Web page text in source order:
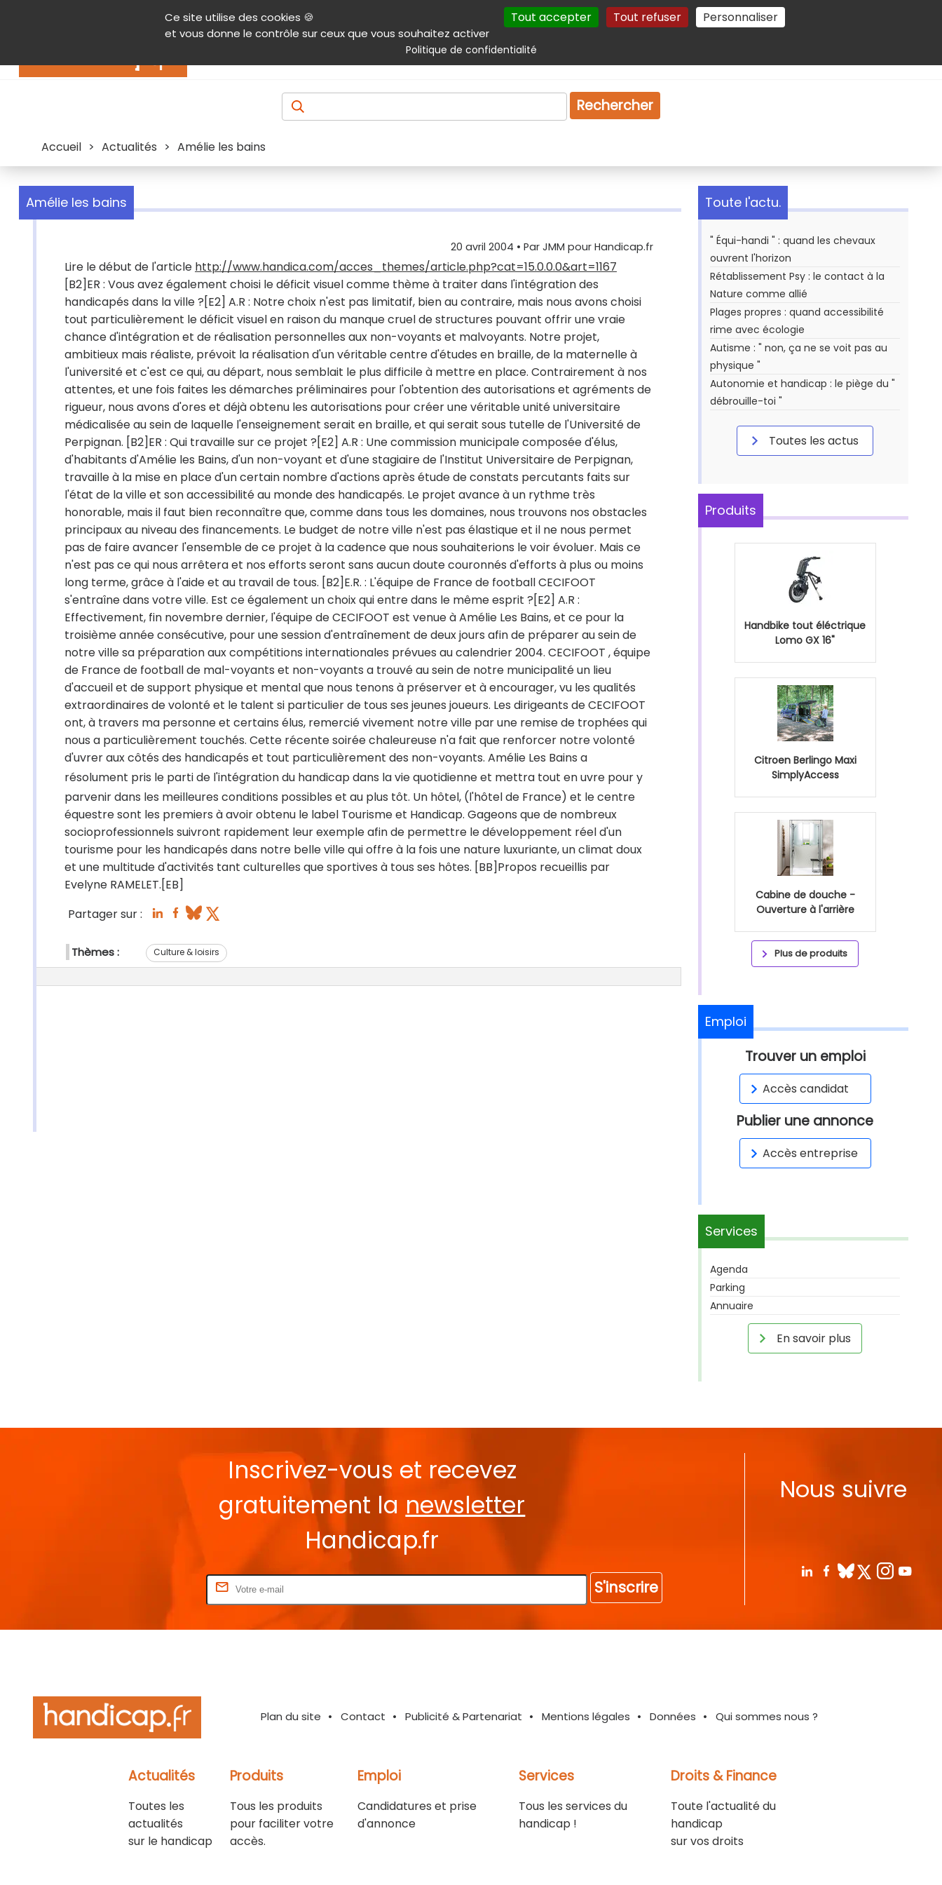
Ce site utilise des cookies 🍪
et vous donne le contrôle sur ceux que vous souhaitez activer
Tout accepter Tout refuser Personnaliser
Politique de confidentialité
Contenu Aide et accessibilité Menu principal Autres services Plan du site Gestion des cookies
Produits & services Emploi Droit
Rechercher
Accueil > Actualités > Amélie les bains
Amélie les bains
20 avril 2004 • Par JMM pour Handicap.fr
Lire le début de l'article http://www.handica.com/acces_themes/article.php?cat=15.0.0.0&art=1167
[B2]ER : Vous avez également choisi le déficit visuel comme thème à traiter dans l'intégration des
handicapés dans la ville ?[E2] A.R : Notre choix n'est pas limitatif, bien au contraire, mais nous avons choisi
tout particulièrement le déficit visuel en raison du manque cruel de structures pouvant offrir une vraie
chance d'intégration et de réalisation personnelles aux non-voyants et malvoyants. Notre projet,
ambitieux mais réaliste, prévoit la réalisation d'un véritable centre d'études en braille, de la maternelle à
l'université et c'est ce qui, au départ, nous semblait le plus difficile à mettre en place. Contrairement à nos
attentes, et une fois faites les démarches préliminaires pour l'obtention des autorisations et agréments de
rigueur, nous avons d'ores et déjà obtenu les autorisations pour créer une véritable unité universitaire
médicalisée au sein de laquelle l'enseignement serait en braille, et qui serait sous tutelle de l'Université de
Perpignan. [B2]ER : Qui travaille sur ce projet ?[E2] A.R : Une commission municipale composée d'élus,
d'habitants d'Amélie les Bains, d'un non-voyant et d'une stagiaire de l'Institut Universitaire de Perpignan,
travaille à la mise en place d'un certain nombre d'actions après étude de constats percutants faits sur
l'état de la ville et son accessibilité au monde des handicapés. Le projet avance à un rythme très
honorable, mais il faut bien reconnaître que, comme dans tous les domaines, nous trouvons nos obstacles
principaux au niveau des financements. Le budget de notre ville n'est pas élastique et il ne nous permet
pas de faire avancer l'ensemble de ce projet à la cadence que nous souhaiterions le voir évoluer. Mais ce
n'est pas ce qui nous arrêtera et nos efforts seront sans aucun doute couronnés d'efforts à plus ou moins
long terme, grâce à l'aide et au travail de tous. [B2]E.R. : L'équipe de France de football CECIFOOT
s'entraîne dans votre ville. Est ce également un choix qui entre dans le même esprit ?[E2] A.R :
Effectivement, fin novembre dernier, l'équipe de CECIFOOT est venue à Amélie Les Bains, et ce pour la
troisième année consécutive, pour une session d'entraînement de deux jours afin de préparer au sein de
notre ville sa préparation aux compétitions internationales prévues au calendrier 2004. CECIFOOT , équipe
de France de football de mal-voyants et non-voyants a trouvé au sein de notre municipalité un lieu
d'accueil et de support physique et mental que nous tenons à préserver et à encourager, vu les qualités
extraordinaires de volonté et le talent si particulier de tous ses jeunes joueurs. Les dirigeants de CECIFOOT
ont, à travers ma personne et certains élus, remercié vivement notre ville par une remise de trophées qui
nous a particulièrement touchés. Cette récente soirée chaleureuse n'a fait que renforcer notre volonté
d'uvrer aux côtés des handicapés et tout particulièrement des non-voyants. Amélie Les Bains a
résolument pris le parti de l'intégration du handicap dans la vie quotidienne et mettra tout en uvre pour y
parvenir dans les meilleures conditions possibles et au plus tôt. Un hôtel, (l'hôtel de France) et le centre
équestre sont les premiers à avoir obtenu le label Tourisme et Handicap. Gageons que de nombreux
socioprofessionnels suivront rapidement leur exemple afin de permettre le développement réel d'un
tourisme pour les handicapés dans notre belle ville qui offre à la fois une nature luxuriante, un climat doux
et une multitude d'activités tant culturelles que sportives à tous ses hôtes. [BB]Propos recueillis par
Evelyne RAMELET.[EB]
Partager sur :
Thèmes : Culture & loisirs
Toute l'actu.
" Équi-handi " : quand les chevaux
ouvrent l'horizon
Rétablissement Psy : le contact à la
Nature comme allié
Plages propres : quand accessibilité
rime avec écologie
Autisme : " non, ça ne se voit pas au
physique "
Autonomie et handicap : le piège du "
débrouille-toi "
Toutes les actus
Produits
Handbike tout éléctrique
Lomo GX 16"
Citroen Berlingo Maxi
SimplyAccess
Cabine de douche -
Ouverture à l'arrière
Plus de produits
Emploi
Trouver un emploi
Accès candidat
Publier une annonce
Accès entreprise
Services
Agenda
Parking
Annuaire
En savoir plus
Inscrivez-vous et recevez
gratuitement la newsletter
Handicap.fr
S'inscrire
Nous suivre
Plan du site Contact Publicité & Partenariat Mentions légales Données Qui sommes nous ?
Actualités
Toutes les
actualités
sur le handicap
Produits
Tous les produits
pour faciliter votre
accès.
Emploi
Candidatures et prise
d'annonce
Services
Tous les services du
handicap !
Droits & Finance
Toute l'actualité du
handicap
sur vos droits